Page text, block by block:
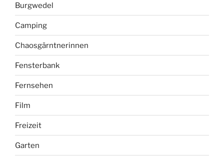
Burgwedel
Camping
Chaosgärntnerinnen
Fensterbank
Fernsehen
Film
Freizeit
Garten